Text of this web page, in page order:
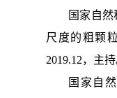
国家自然
尺度的粗颗
2019.12，主持
国家自